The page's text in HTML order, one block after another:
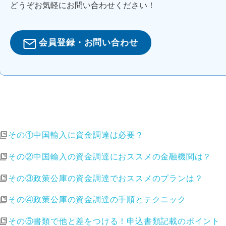
どうぞお気軽にお問い合わせください！
会員登録・お問い合わせ
その①中国輸入に資金調達は必要？
その②中国輸入の資金調達におススメの金融機関は？
その③政策公庫の資金調達でおススメのプランは？
その④政策公庫の資金調達の手順とテクニック
その⑤書類で他と差をつける！申込書類記載のポイン